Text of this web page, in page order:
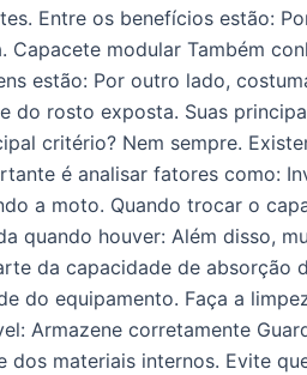
Entre os benefícios estão:
Capacete modular Também
estão: Por outro lado,
do rosto exposta. Suas
critério? Nem sempre.
é analisar fatores como:
a moto. Quando trocar o
quando houver: Além disso,
da capacidade de absorção
do equipamento. Faça a
Armazene corretamente
dos materiais internos. Evite